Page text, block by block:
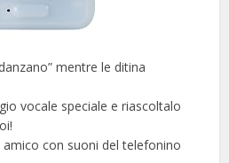
mentre le ditina
vocale speciale e riascoltalo
amico con suoni del telefonino